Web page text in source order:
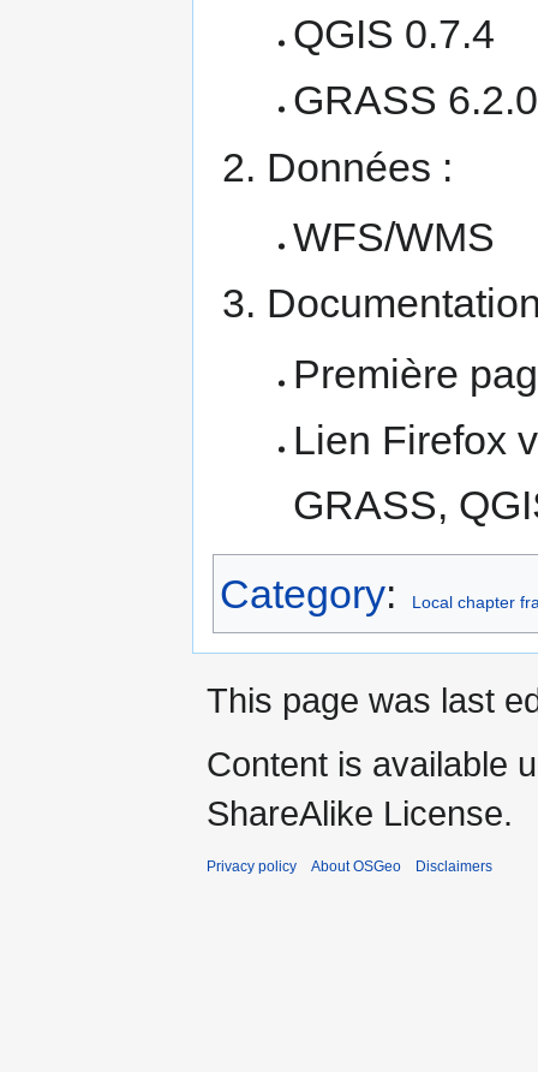
QGIS 0.7.4
GRASS 6.2.0
Données :
WFS/WMS
Première
Lien Firefox
GRASS,
Category: Local chapter
This page was last
Content is available
ShareAlike License.
Privacy policy About OSGeo Disclaimers